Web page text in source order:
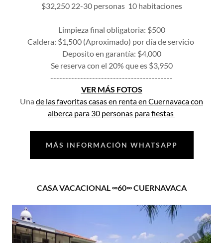
$32,250 22-30 personas 10 habitaciones
Limpieza final obligatoria: $500
Caldera: $1,500 (Aproximado) por día de servicio
Deposito en garantía: $4,000
Se reserva con el 20% que es $3,950
-----------------------------------------
VER MÁS FOTOS
Una de las favoritas casas en renta en Cuernavaca con
alberca para 30 personas para fiestas
MÁS INFORMACIÓN WHATSAPP
CASA VACACIONAL ∞60∞ CUERNAVACA